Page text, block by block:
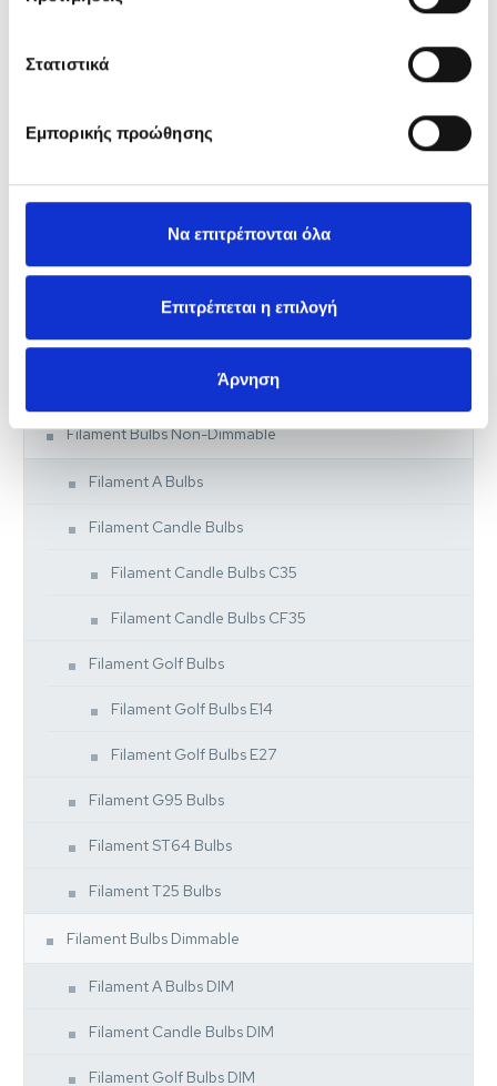
Στατιστικά
Εμπορικής προώθησης
Να επιτρέπονται όλα
Επιτρέπεται η επιλογή
Άρνηση
Essential Prime Golf Bulbs E14
Essential Prime Golf Bulbs E27
Essential Prime GU10 Bulbs
Filament Bulbs Non-Dimmable
Filament A Bulbs
Filament Candle Bulbs
Filament Candle Bulbs C35
Filament Candle Bulbs CF35
Filament Golf Bulbs
Filament Golf Bulbs E14
Filament Golf Bulbs E27
Filament G95 Bulbs
Filament ST64 Bulbs
Filament T25 Bulbs
Filament Bulbs Dimmable
Filament A Bulbs DIM
Filament Candle Bulbs DIM
Filament Golf Bulbs DIM